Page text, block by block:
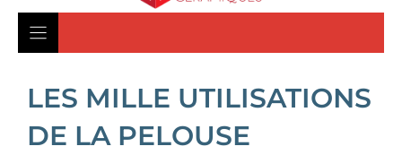
LES MILLE UTILISATIONS
DE LA PELOUSE